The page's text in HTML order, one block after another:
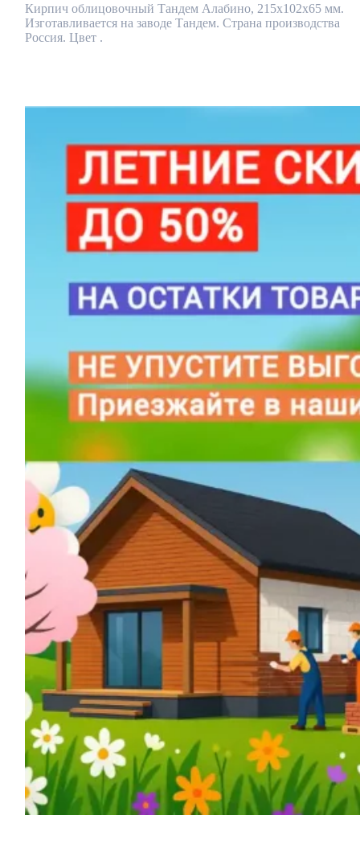
мм
Кирпич облицовочный Тандем Алабино, 215x102x65 мм.
Изготавливается на заводе Тандем. Страна производства
Россия. Цвет .